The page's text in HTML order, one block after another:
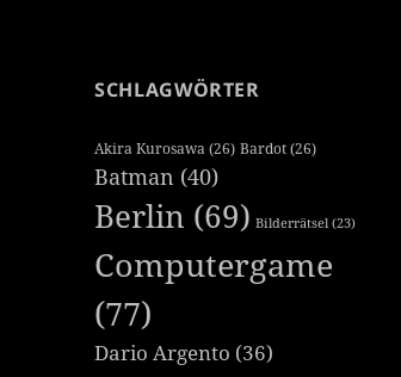
SCHLAGWÖRTER
Akira Kurosawa (26) Bardot(26)
Batman (40)
Berlin (69) Bilderrätsel (23)
Computergame
(77)
Dario Argento (36)